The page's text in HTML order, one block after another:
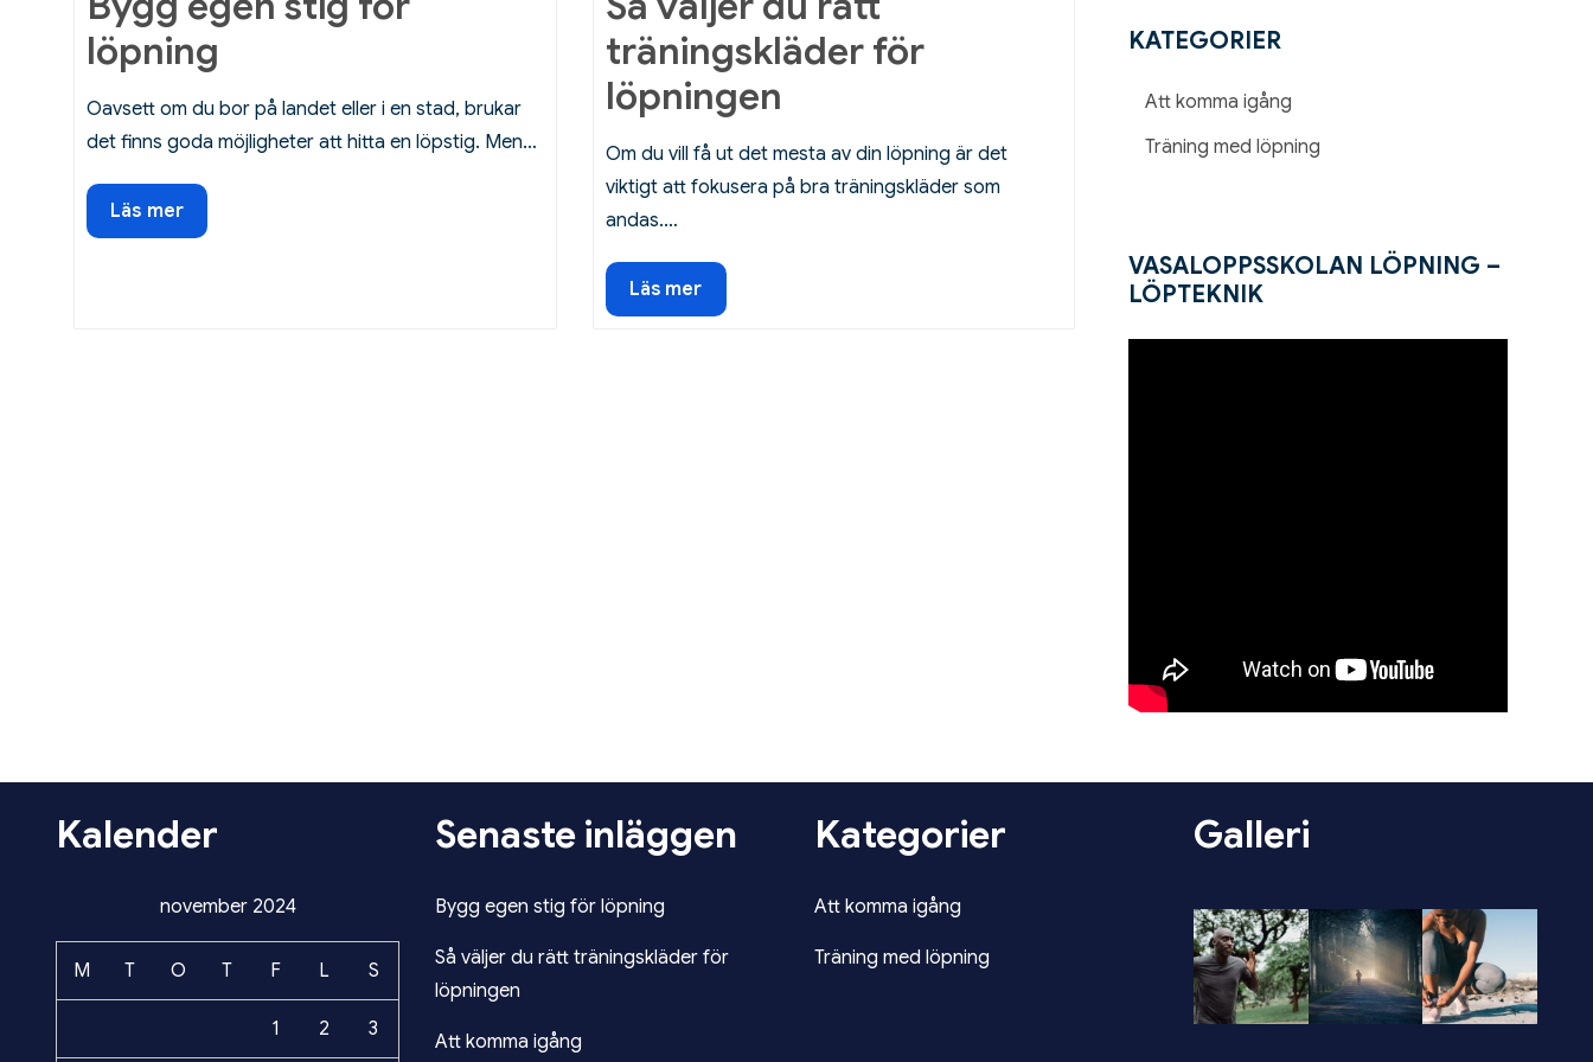
löpning
Oavsett om du bor på landet eller i en stad, brukar
det finns goda möjligheter att hitta en löpstig. Men…
Bygg
egen
Läs mer
träningskläder för
löpningen
Om du vill få ut det mesta av din löpning är det
viktigt att fokusera på bra träningskläder som
andas.…
Så
väljer
Läs mer
KATEGORIER
Att komma igång
Träning med löpning
VASALOPPSSKOLAN LÖPNING –
LÖPTEKNIK
Kalender
november 2024
M T O T F L S
1 2 3
Senaste inläggen
Bygg egen stig för löpning
Så väljer du rätt träningskläder för
löpningen
Att komma igång
Kategorier
Att komma igång
Träning med löpning
Galleri